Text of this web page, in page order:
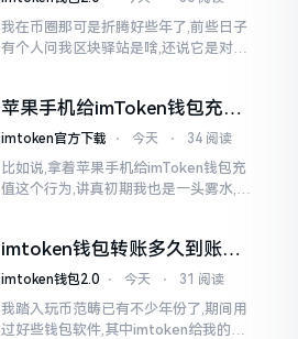
我在币圈那可是折腾好些年了,前些日子
有个人问我区块驿站是啥,还说它是对标
找了些资料
苹果手机给imToken钱包充
值，这几步别搞错
imtoken官方下载 ⋅ 今天 ⋅ 34 阅读
比如说,拿着苹果手机给imToken钱包充
值这个行为,讲真初期我也是一头雾水,搞
imtoken钱包转账多久到账？
一文说清楚
imtoken钱包2.0 ⋅ 今天 ⋅ 31 阅读
我踏入玩币范畴已有不少年份了,期间用
过好些钱包软件,其中imtoken给我的整